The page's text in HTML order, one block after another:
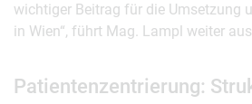
wichtiger Beitrag für die Umsetzung
in Wien“, führt Mag. Lampl weiter
Patientenzentrierung: